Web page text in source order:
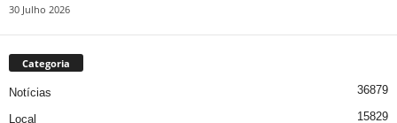
30 Julho 2026
Categoria
Notícias 36879
Local 15829